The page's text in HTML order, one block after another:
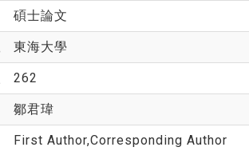
碩士論文
東海大學
262
鄒君瑋
First Author,Corresponding Author